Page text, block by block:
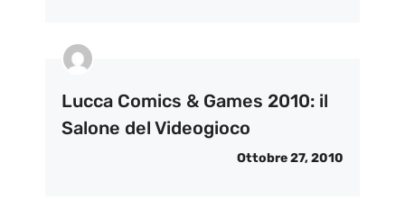
Lucca Comics & Games 2010: il
Salone del Videogioco
Ottobre 27, 2010